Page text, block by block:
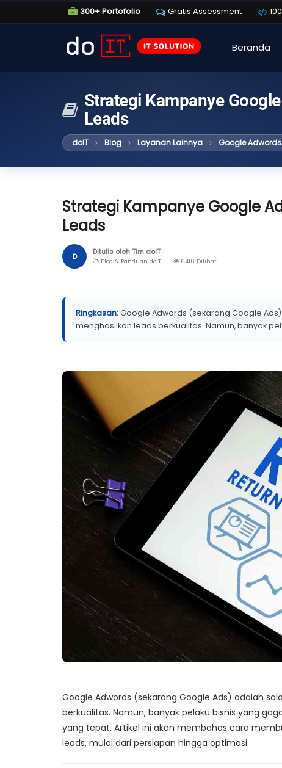
300+ Portofolio Gratis Assessment
Beranda
Strategi Kampanye
Leads
doIT Blog Layanan Lainnya Google Adwords
Strategi Kampanye Google
Leads
D Ditulis oleh Tim doIT
Blog & Panduan doIT · 6416 Dilihat
Ringkasan:Google Adwords (sekarang Google
menghasilkan leads berkualitas. Namun, banyak
Google Adwords (sekarang Google Ads) adalah
berkualitas. Namun, banyak pelaku bisnis yang
yang tepat. Artikel ini akan membahas cara
leads, mulai dari persiapan hingga optimasi.